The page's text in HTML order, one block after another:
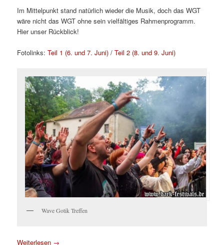
Im Mittelpunkt stand natürlich wieder die Musik, doch das WGT
wäre nicht das WGT ohne sein vielfältiges Rahmenprogramm.
Hier unser Rückblick!
Fotolinks:Teil 1 (6. und 7. Juni) /Teil 2 (8. und 9. Juni)
Wave Gotik Treffen
Weiterlesen →